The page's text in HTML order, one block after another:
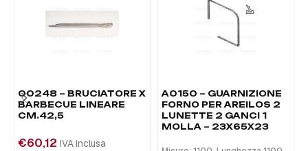
00248 – BRUCIATORE X
BARBECUE LINEARE
CM.42,5
€60,12 IVA inclusa
A0150 – GUARNIZIONE
FORNO PER AREILOS 2
LUNETTE 2 GANCI 1
MOLLA – 23X65X23